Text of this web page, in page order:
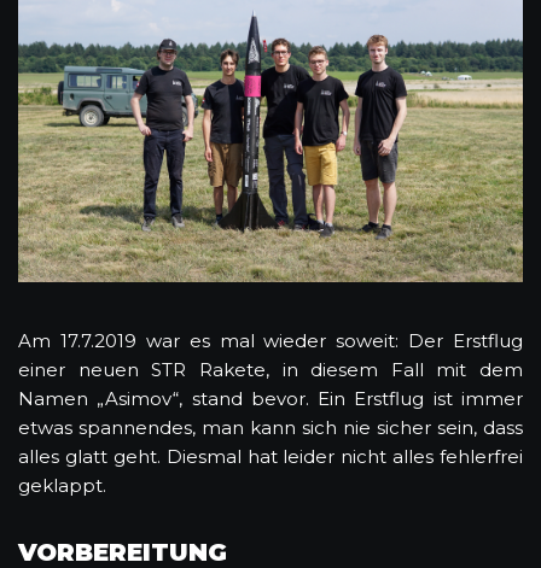
Am 17.7.2019 war es mal wieder soweit: Der Erstflug
einer neuen STR Rakete, in diesem Fall mit dem
Namen „Asimov“, stand bevor. Ein Erstflug ist immer
etwas spannendes, man kann sich nie sicher sein, dass
alles glatt geht. Diesmal hat leider nicht alles fehlerfrei
geklappt.
VORBEREITUNG